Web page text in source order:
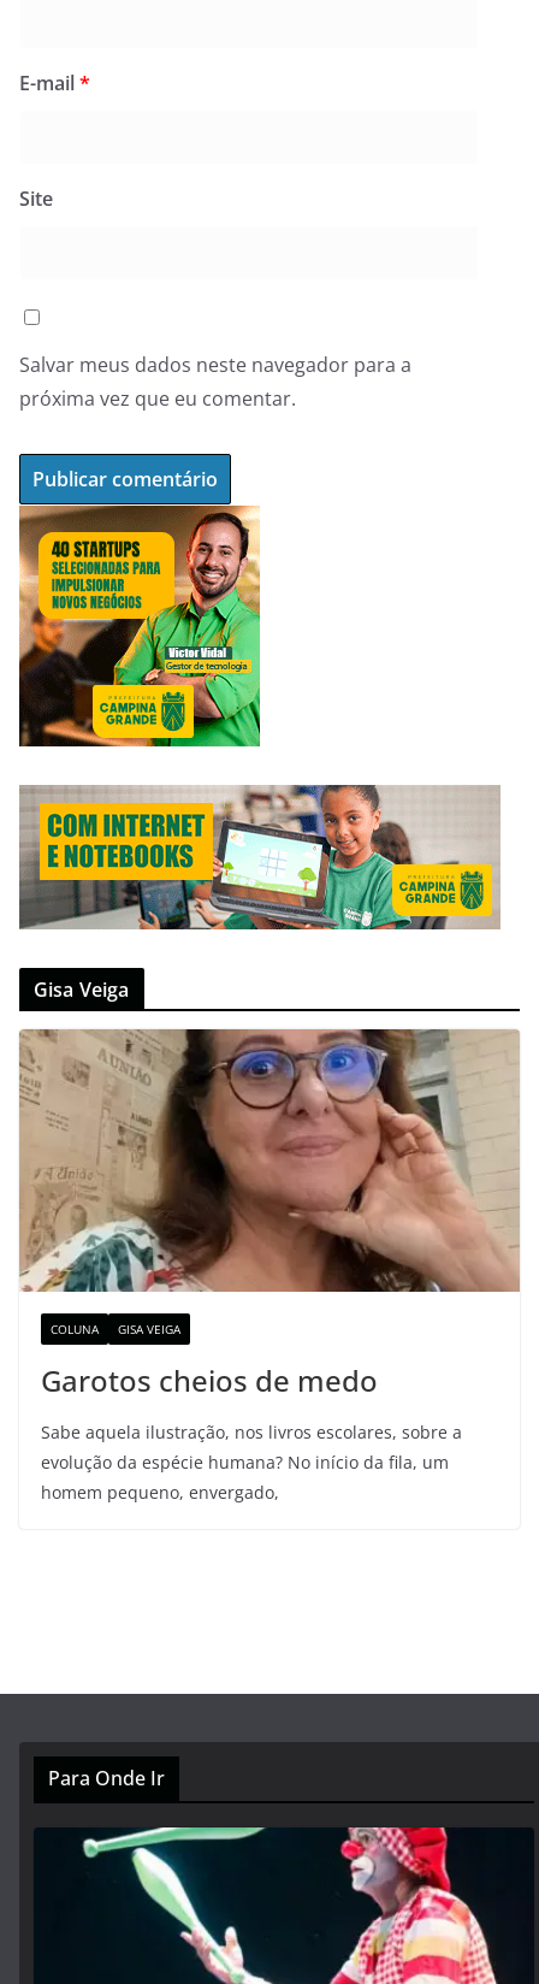
E-mail*
Site
Salvar meus dados neste navegador para a
próxima vez que eu comentar.
Gisa Veiga
COLUNA GISA VEIGA
Garotos cheios de medo
Sabe aquela ilustração, nos livros escolares, sobre a
evolução da espécie humana? No início da fila, um
homem pequeno, envergado,
Para Onde Ir